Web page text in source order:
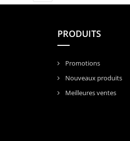
PRODUITS
Promotions
Nouveaux produits
Meilleures ventes